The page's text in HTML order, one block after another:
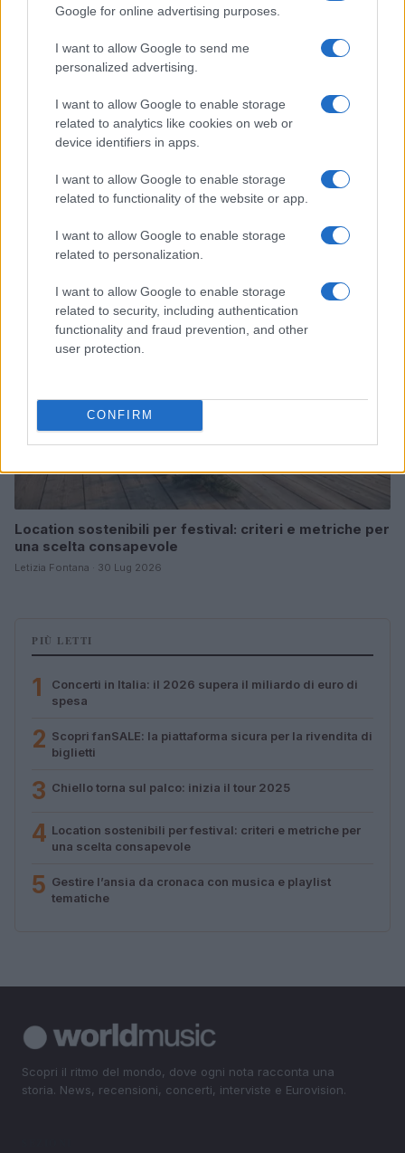
Google for online advertising purposes.
I want to allow Google to send me
personalized advertising.
I want to allow Google to enable storage
related to analytics like cookies on web or
device identifiers in apps.
I want to allow Google to enable storage
related to functionality of the website or app.
I want to allow Google to enable storage
related to personalization.
I want to allow Google to enable storage
related to security, including authentication
functionality and fraud prevention, and other
user protection.
CONFIRM
Streaming vs vinile: differenze tra mastering,
Letizia Fontana · 5 Ago 2026
Location sostenibili per festival: criteri e metriche per
una scelta consapevole
Letizia Fontana · 30 Lug 2026
PIÙ LETTI
1
Concerti in Italia: il 2026 supera il miliardo di euro di
spesa
2 Scopri fanSALE: la piattaforma sicura per la rivendita di
biglietti
3 Chiello torna sul palco: inizia il tour 2025
4 Location sostenibili per festival: criteri e metriche per
una scelta consapevole
5 Gestire l’ansia da cronaca con musica e playlist
tematiche
Scopri il ritmo del mondo, dove ogni nota racconta una
storia. News, recensioni, concerti, interviste e Eurovision.